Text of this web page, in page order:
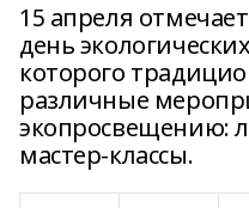
15 апреля
день
которого
различные
экопросвещению:
мастер-классы.